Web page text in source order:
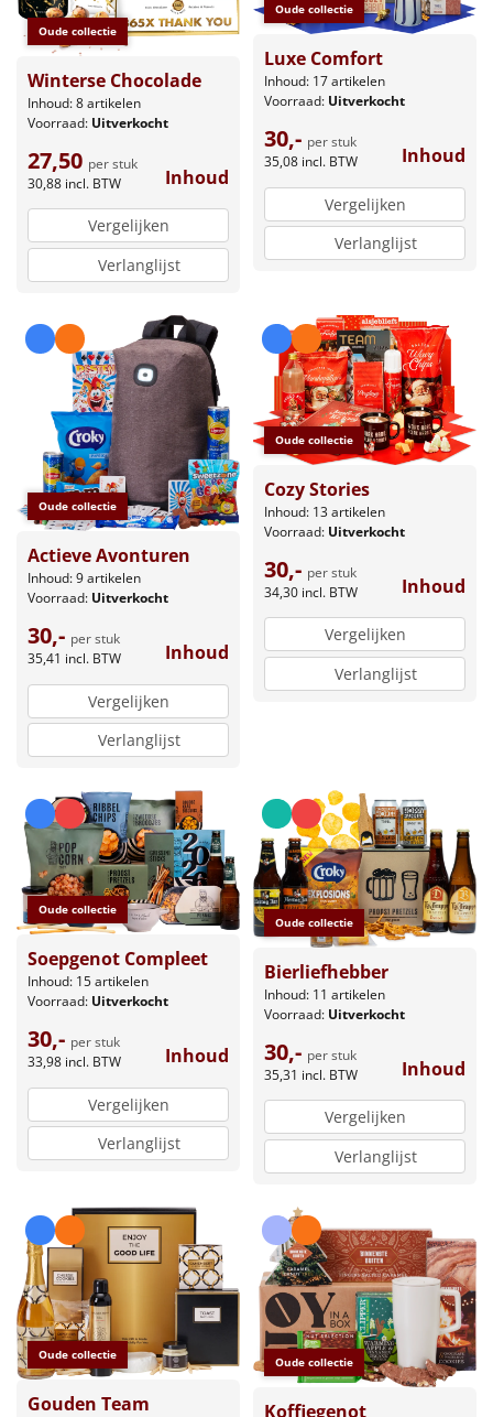
Oude collectie
Winterse Chocolade
Inhoud: 8 artikelen
Voorraad: Uitverkocht
27,50 per stuk
30,88 incl. BTW Inhoud
Vergelijken
Verlanglijst
Oude collectie
Luxe Comfort
Inhoud: 17 artikelen
Voorraad: Uitverkocht
30,- per stuk
35,08 incl. BTW Inhoud
Vergelijken
Verlanglijst
Oude collectie
Actieve Avonturen
Inhoud: 9 artikelen
Voorraad: Uitverkocht
30,- per stuk
35,41 incl. BTW Inhoud
Vergelijken
Verlanglijst
Oude collectie
Cozy Stories
Inhoud: 13 artikelen
Voorraad: Uitverkocht
30,- per stuk
34,30 incl. BTW Inhoud
Vergelijken
Verlanglijst
Oude collectie
Soepgenot Compleet
Inhoud: 15 artikelen
Voorraad: Uitverkocht
30,- per stuk
33,98 incl. BTW Inhoud
Vergelijken
Verlanglijst
Oude collectie
Bierliefhebber
Inhoud: 11 artikelen
Voorraad: Uitverkocht
30,- per stuk
35,31 incl. BTW Inhoud
Vergelijken
Verlanglijst
Oude collectie
Gouden Team
Oude collectie
Koffiegenot